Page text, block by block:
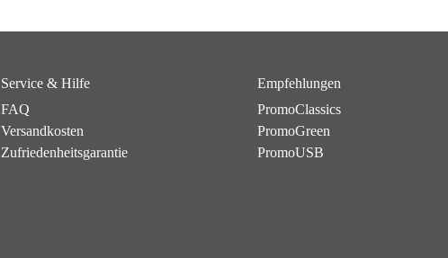
Service & Hilfe
FAQ
Versandkosten
Zufriedenheitsgarantie
Empfehlungen
PromoClassics
PromoGreen
PromoUSB